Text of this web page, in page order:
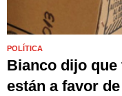
POLÍTICA
Bianco dijo
están a favor